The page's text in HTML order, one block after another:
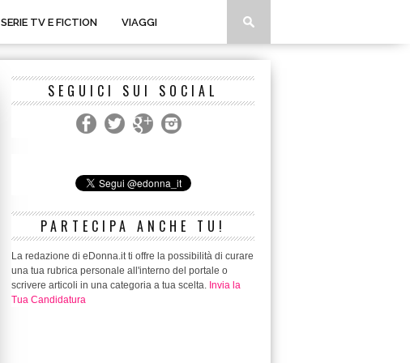
SERIE TV E FICTION VIAGGI
SEGUICI SUI SOCIAL
PARTECIPA ANCHE TU!
La redazione di eDonna.it ti offre la possibilità di curare
una tua rubrica personale all'interno del portale o
scrivere articoli in una categoria a tua scelta. Invia la
Tua Candidatura